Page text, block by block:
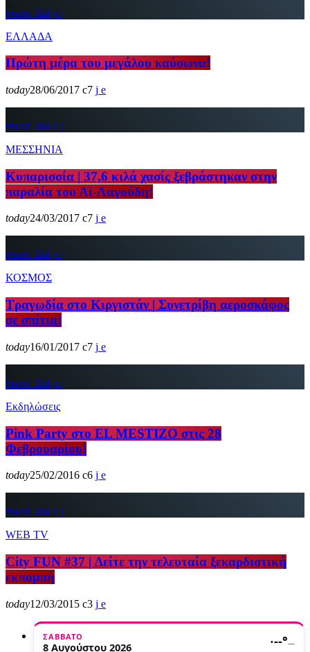
insert_link
ΕΛΛΑΔΑ
Πρώτη μέρα του μεγάλου καύσωνα!
today28/06/2017 7
insert_link
ΜΕΣΣΗΝΙΑ
Κυπαρισσία | 37,6 κιλά χασίς ξεβράστηκαν στην
παραλία του Αϊ-Λαγούδη!
today24/03/2017 7
insert_link
ΚΟΣΜΟΣ
Τραγωδία στο Κιργιστάν | Συνετρίβη αεροσκάφος
σε σπίτια!
today16/01/2017 7
insert_link
Εκδηλώσεις
Pink Party στο EL MESTIZO στις 28
Φεβρουαρίου!
today25/02/2016 6
insert_link
WEB TV
City FUN #37 | Δείτε την τελευταία ξεκαρδιστική
εκπομπή
today12/03/2015 3
ΣΆΒΒΑΤΟ
8 Αυγούστου 2026 ·--°—